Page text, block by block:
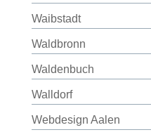
Waibstadt
Waldbronn
Waldenbuch
Walldorf
Webdesign Aalen